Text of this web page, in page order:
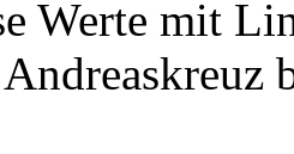
Werte mit
Andreaskreuz